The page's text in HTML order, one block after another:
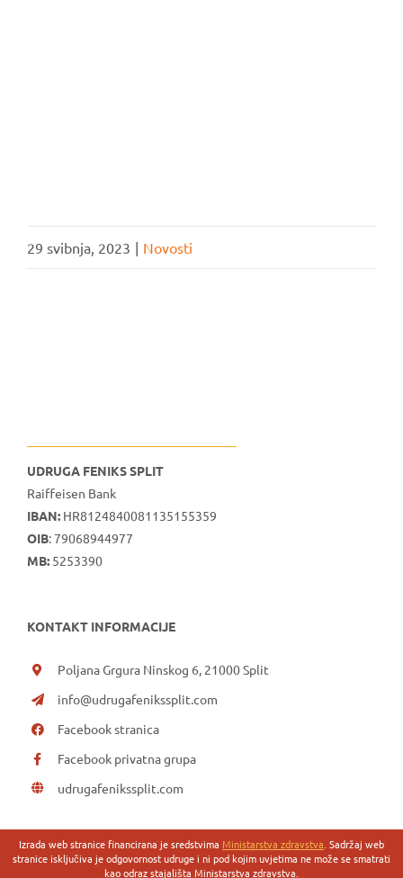
29 svibnja, 2023 | Novosti
UDRUGA FENIKS SPLIT
Raiffeisen Bank
IBAN:HR8124840081135155359
OIB: 79068944977
MB:5253390
KONTAKT INFORMACIJE
Poljana Grgura Ninskog 6, 21000 Split
info@udrugafenikssplit.com
Facebook stranica
Facebook privatna grupa
udrugafenikssplit.com
Izrada web stranice financirana je sredstvima Ministarstva zdravstva. Sadržaj web
stranice isključiva je odgovornost udruge i ni pod kojim uvjetima ne može se smatrati
kao odraz stajališta Ministarstva zdravstva.